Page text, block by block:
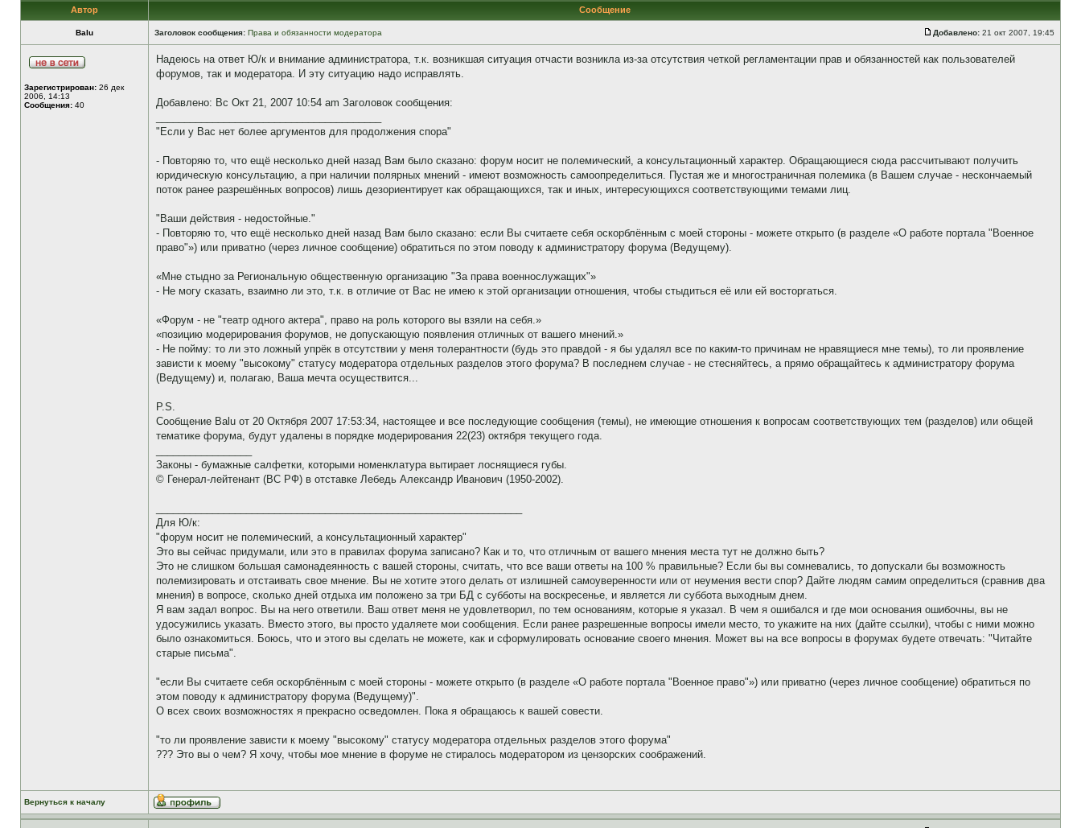
Автор Сообщение
Balu Заголовок сообщения: Права и обязанности модератора Добавлено: 21 окт 2007, 19:45
Зарегистрирован: 26 дек
2006, 14:13
Сообщения: 40
Надеюсь на ответ Ю/к и внимание администратора, т.к. возникшая ситуация отчасти возникла из-за отсутствия четкой регламентации прав и обязанностей как пользователей
форумов, так и модератора. И эту ситуацию надо исправлять.
Добавлено: Вс Окт 21, 2007 10:54 am Заголовок сообщения:
"Если у Вас нет более аргументов для продолжения спора"
- Повторяю то, что ещё несколько дней назад Вам было сказано: форум носит не полемический, а консультационный характер. Обращающиеся сюда рассчитывают получить
юридическую консультацию, а при наличии полярных мнений - имеют возможность самоопределиться. Пустая же и многостраничная полемика (в Вашем случае - нескончаемый
поток ранее разрешённых вопросов) лишь дезориентирует как обращающихся, так и иных, интересующихся соответствующими темами лиц.
"Ваши действия - недостойные."
- Повторяю то, что ещё несколько дней назад Вам было сказано: если Вы считаете себя оскорблённым с моей стороны - можете открыто (в разделе «О работе портала "Военное
право"») или приватно (через личное сообщение) обратиться по этом поводу к администратору форума (Ведущему).
«Мне стыдно за Региональную общественную организацию "За права военнослужащих"»
- Не могу сказать, взаимно ли это, т.к. в отличие от Вас не имею к этой организации отношения, чтобы стыдиться её или ей восторгаться.
«Форум - не "театр одного актера", право на роль которого вы взяли на себя.»
«позицию модерирования форумов, не допускающую появления отличных от вашего мнений.»
- Не пойму: то ли это ложный упрёк в отсутствии у меня толерантности (будь это правдой - я бы удалял все по каким-то причинам не нравящиеся мне темы), то ли проявление
зависти к моему "высокому" статусу модератора отдельных разделов этого форума? В последнем случае - не стесняйтесь, а прямо обращайтесь к администратору форума
(Ведущему) и, полагаю, Ваша мечта осуществится...
P.S.
Сообщение Balu от 20 Октября 2007 17:53:34, настоящее и все последующие сообщения (темы), не имеющие отношения к вопросам соответствующих тем (разделов) или общей
тематике форума, будут удалены в порядке модерирования 22(23) октября текущего года.
Законы - бумажные салфетки, которыми номенклатура вытирает лоснящиеся губы.
© Генерал-лейтенант (ВС РФ) в отставке Лебедь Александр Иванович (1950-2002).
Для Ю/к:
"форум носит не полемический, а консультационный характер"
Это вы сейчас придумали, или это в правилах форума записано? Как и то, что отличным от вашего мнения места тут не должно быть?
Это не слишком большая самонадеянность с вашей стороны, считать, что все ваши ответы на 100 % правильные? Если бы вы сомневались, то допускали бы возможность
полемизировать и отстаивать свое мнение. Вы не хотите этого делать от излишней самоуверенности или от неумения вести спор? Дайте людям самим определиться (сравнив два
мнения) в вопросе, сколько дней отдыха им положено за три БД с субботы на воскресенье, и является ли суббота выходным днем.
Я вам задал вопрос. Вы на него ответили. Ваш ответ меня не удовлетворил, по тем основаниям, которые я указал. В чем я ошибался и где мои основания ошибочны, вы не
удосужились указать. Вместо этого, вы просто удаляете мои сообщения. Если ранее разрешенные вопросы имели место, то укажите на них (дайте ссылки), чтобы с ними можно
было ознакомиться. Боюсь, что и этого вы сделать не можете, как и сформулировать основание своего мнения. Может вы на все вопросы в форумах будете отвечать: "Читайте
старые письма".
"если Вы считаете себя оскорблённым с моей стороны - можете открыто (в разделе «О работе портала "Военное право"») или приватно (через личное сообщение) обратиться по
этом поводу к администратору форума (Ведущему)".
О всех своих возможностях я прекрасно осведомлен. Пока я обращаюсь к вашей совести.
"то ли проявление зависти к моему "высокому" статусу модератора отдельных разделов этого форума"
??? Это вы о чем? Я хочу, чтобы мое мнение в форуме не стиралось модератором из цензорских соображений.
Вернуться к началу